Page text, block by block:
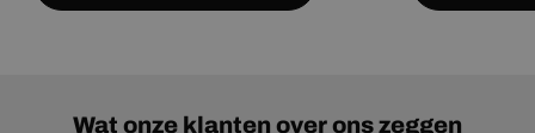
Wat onze klanten over ons zeggen